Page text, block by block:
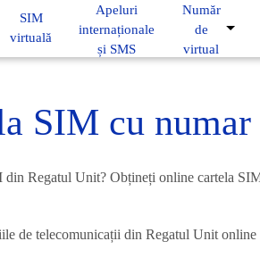
SIM
virtuală
Apeluri
internaționale
și SMS
Număr
de
virtual
SIM cu
din Regatul Unit? Obțineți online cartela
de telecomunicații din Regatul Unit